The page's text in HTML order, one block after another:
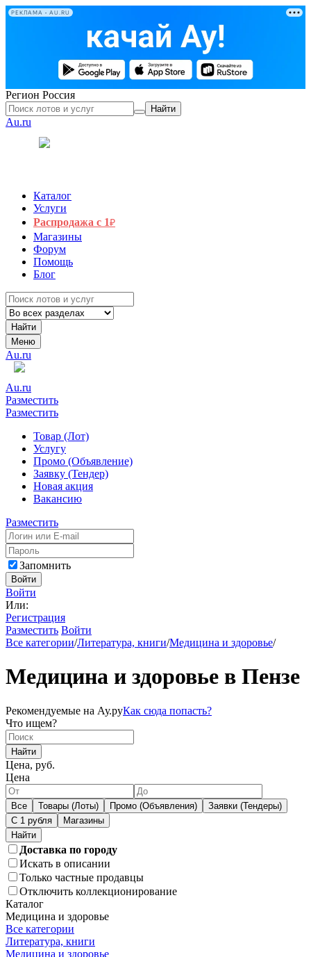
РЕКЛАМА • AU.RU
Регион Россия
Найти
Au.ru
Каталог
Услуги
Распродажа с 1₽
Магазины
Форум
Помощь
Блог
Найти
Меню
Au.ru
Au.ru
Разместить
Разместить
Товар (Лот)
Услугу
Промо (Объявление)
Заявку (Тендер)
Новая акция
Вакансию
Разместить
Запомнить
Войти
Войти
Или:
Регистрация
Разместить Войти
Все категории/Литература, книги/Медицина и здоровье/
Медицина и здоровье в Пензе
Рекомендуемые на Ау.руКак сюда попасть?
Что ищем?
Найти
Цена, руб.
Цена
Все Товары (Лоты) Промо (Объявления)
Заявки (Тендеры)
С 1 рубля
Магазины
Доставка по городу
Искать в описании
Только частные продавцы
Отключить коллекционирование
Каталог
Медицина и здоровье
Все категории
Литература, книги
Медицина и здоровье